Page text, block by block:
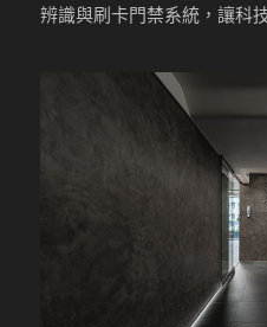
辨識與刷卡門禁系統，讓科